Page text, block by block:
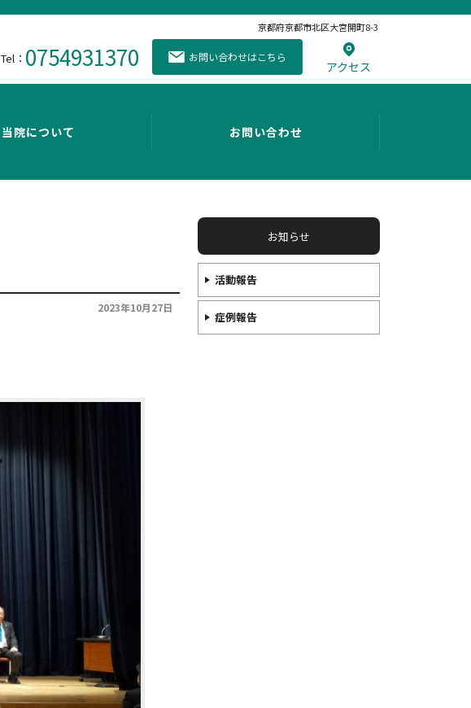
京都府京都市北区大宮開町8-3
Tel： 0754931370 お問い合わせはこちら
アクセス
当院について お問い合わせ
2023年10月27日
お知らせ
活動報告
症例報告